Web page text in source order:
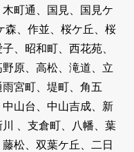
町通、国見、国見ケ
森、作並、桜ケ丘、桜
、昭和町、西花苑、
原、高松、滝道、立
宮町、堤町、角五
山台、中山吉成、新
、支倉町、八幡、葉
松、双葉ケ丘、二日